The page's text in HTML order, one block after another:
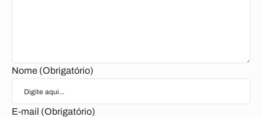
Nome (Obrigatório)
E-mail (Obrigatório)